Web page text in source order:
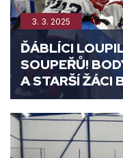
3. 3. 2025
ĎÁBLÍCI
SOUPEŘŮ!
A STARŠÍ ŽÁCI